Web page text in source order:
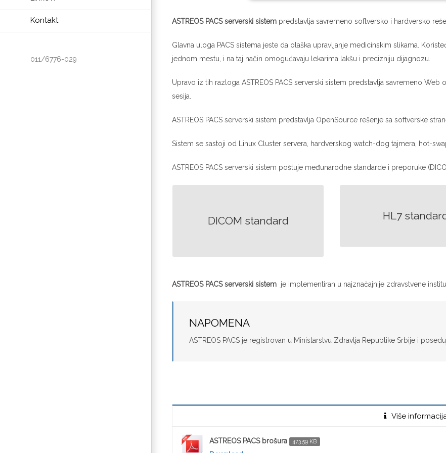
Kontakt
011/6776-029
ASTREOS PACS serverski sistem predstavlja savremeno softversko i hardversko
Glavna uloga PACS sistema jeste da olaška upravljanje medicinskim slikama.
jednom mestu, i na taj način omogućavaju lekarima lakšu i precizniju dijagnozu.
Upravo iz tih razloga ASTREOS PACS serverski sistem predstavlja savremeno
sesija.
ASTREOS PACS serverski sistem predstavlja OpenSource rešenje sa softverske
Sistem se sastoji od Linux Cluster servera, hardverskog watch-dog tajmera, hot-
ASTREOS PACS serverski sistem poštuje međunarodne standarde i preporuke
DICOM standard HL7
ASTREOS PACS serverski sistem je implementiran u najznačajnije zdravstvene
NAPOMENA
ASTREOS PACS je registrovan u Ministarstvu Zdravlja Republike Srbije i
Više
ASTREOS PACS brošura 473.59 KB